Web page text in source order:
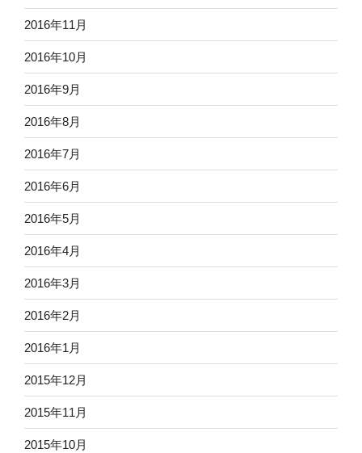
2016年11月
2016年10月
2016年9月
2016年8月
2016年7月
2016年6月
2016年5月
2016年4月
2016年3月
2016年2月
2016年1月
2015年12月
2015年11月
2015年10月